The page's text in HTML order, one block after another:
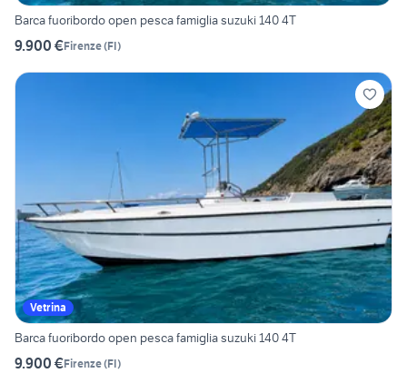
Barca fuoribordo open pesca famiglia suzuki 140 4T
9.900 €Firenze(FI)
Vetrina
Barca fuoribordo open pesca famiglia suzuki 140 4T
9.900 €Firenze(FI)